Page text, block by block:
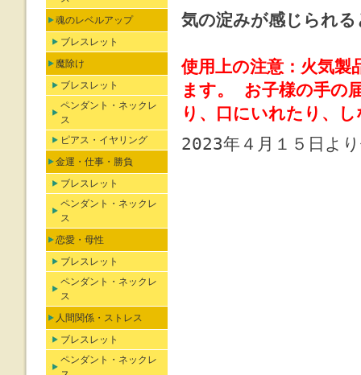
魂のレベルアップ
ブレスレット
魔除け
ブレスレット
ペンダント・ネックレ
ス
ピアス・イヤリング
金運・仕事・勝負
ブレスレット
ペンダント・ネックレ
ス
恋愛・母性
ブレスレット
ペンダント・ネックレ
ス
人間関係・ストレス
ブレスレット
ペンダント・ネックレ
気の淀みが感じられ
使用上の注意：火気
ます。 お子様の手の
り、口にいれたり、
2023年４月１５日よ